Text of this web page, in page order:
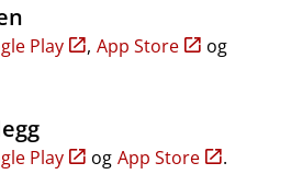
Play , App Store
og
Play og App Store .